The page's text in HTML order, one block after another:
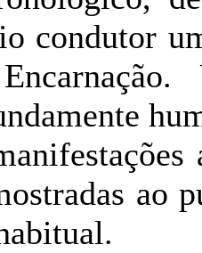
condutor
ao